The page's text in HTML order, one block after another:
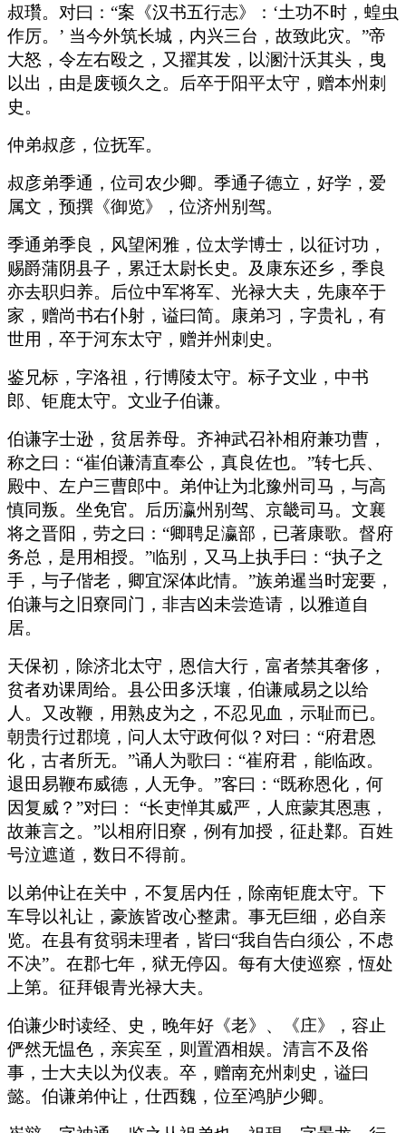
叔瓚。对曰：“案《汉书五行志》：‘土功不时，蝗虫
作厉。’ 当今外筑长城，内兴三台，故致此灾。”帝
大怒，令左右殴之，又擢其发，以溷汁沃其头，曳
以出，由是废顿久之。后卒于阳平太守，赠本州刺
史。
仲弟叔彦，位抚军。
叔彦弟季通，位司农少卿。季通子德立，好学，爱
属文，预撰《御览》，位济州别驾。
季通弟季良，风望闲雅，位太学博士，以征讨功，
赐爵蒲阴县子，累迁太尉长史。及康东还乡，季良
亦去职归养。后位中军将军、光禄大夫，先康卒于
家，赠尚书右仆射，谥曰简。康弟习，字贵礼，有
世用，卒于河东太守，赠并州刺史。
鉴兄标，字洛祖，行博陵太守。标子文业，中书
郎、钜鹿太守。文业子伯谦。
伯谦字士逊，贫居养母。齐神武召补相府兼功曹，
称之曰：“崔伯谦清直奉公，真良佐也。”转七兵、
殿中、左户三曹郎中。弟仲让为北豫州司马，与高
慎同叛。坐免官。后历瀛州别驾、京畿司马。文襄
将之晋阳，劳之曰：“卿聘足瀛部，已著康歌。督府
务总，是用相授。”临别，又马上执手曰：“执子之
手，与子偕老，卿宜深体此情。”族弟暹当时宠要，
伯谦与之旧寮同门，非吉凶未尝造请，以雅道自
居。
天保初，除济北太守，恩信大行，富者禁其奢侈，
贫者劝课周给。县公田多沃壤，伯谦咸易之以给
人。又改鞭，用熟皮为之，不忍见血，示耻而已。
朝贵行过郡境，问人太守政何似？对曰：“府君恩
化，古者所无。”诵人为歌曰：“崔府君，能临政。
退田易鞭布威德，人无争。”客曰：“既称恩化，何
因复威？”对曰： “长吏惮其威严，人庶蒙其恩惠，
故兼言之。”以相府旧寮，例有加授，征赴鄴。百姓
号泣遮道，数日不得前。
以弟仲让在关中，不复居内任，除南钜鹿太守。下
车导以礼让，豪族皆改心整肃。事无巨细，必自亲
览。在县有贫弱未理者，皆曰“我自告白须公，不虑
不决”。在郡七年，狱无停囚。每有大使巡察，恆处
上第。征拜银青光禄大夫。
伯谦少时读经、史，晚年好《老》、《庄》，容止
俨然无愠色，亲宾至，则置酒相娱。清言不及俗
事，士大夫以为仪表。卒，赠南充州刺史，谥曰
懿。伯谦弟仲让，仕西魏，位至鸿胪少卿。